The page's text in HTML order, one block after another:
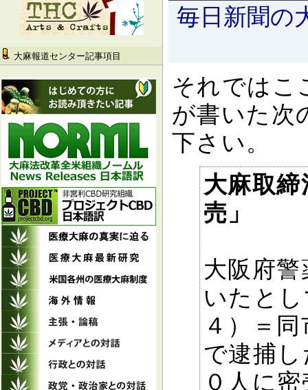
大麻報道センター記事項目
毎日新聞の
それではこ
が書いた次
下さい。
大麻取
売」
大阪府
いたと
４）＝
で逮捕
０人に